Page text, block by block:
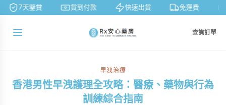
7天鑒賞 貨到付款 快速出貨 免運費
查詢訂單
早洩治療
香港男性早洩護理全攻略：醫療、藥物與行為
訓練綜合指南